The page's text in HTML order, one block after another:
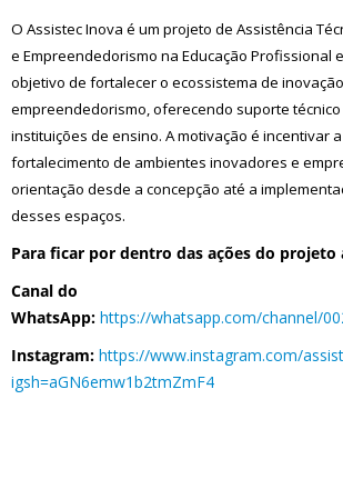
O Assistec Inova é um projeto de Assistência
e Empreendedorismo na Educação Profissional
objetivo de fortalecer o ecossistema de
empreendedorismo, oferecendo suporte
instituições de ensino. A motivação é incentivar
fortalecimento de ambientes inovadores e
orientação desde a concepção até a
desses espaços.
Para ficar por dentro das ações do projeto
Canal do
WhatsApp: https://whatsapp.com/channel/
Instagram: https://www.instagram.com/
igsh=aGN6emw1b2tmZmF4